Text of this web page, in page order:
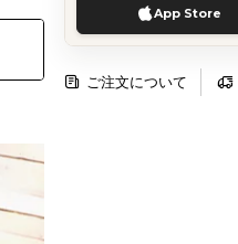
App Store
ご注文について